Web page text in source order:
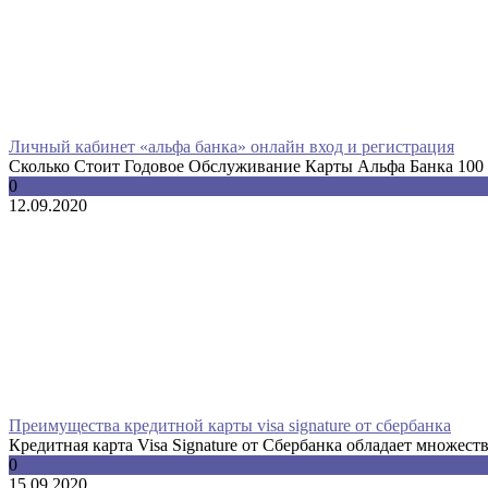
Личный кабинет «альфа банка» онлайн вход и регистрация
Сколько Стоит Годовое Обслуживание Карты Альфа Банка 100
0
12.09.2020
Преимущества кредитной карты visa signature от сбербанка
Кредитная карта Visa Signature от Сбербанка обладает
0